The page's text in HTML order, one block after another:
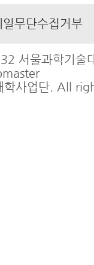
일무단수집거부
서울과학기술
학사업단. All